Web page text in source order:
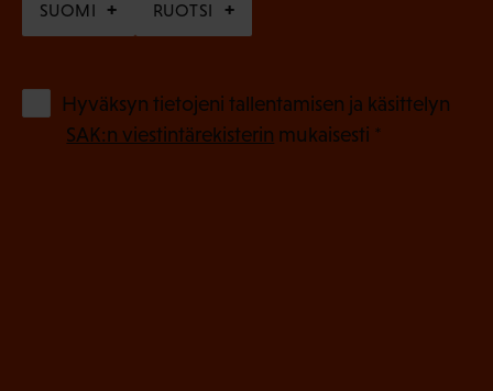
o
l
SUOMI RUOTSI
Hyväksyn tietojeni tallentamisen ja käsittelyn
SAK:n viestintärekisterin mukaisesti *